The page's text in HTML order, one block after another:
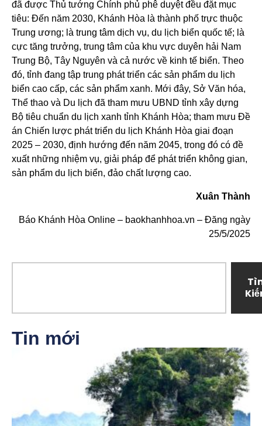
đã được Thủ tướng Chính phủ phê duyệt đều đặt mục
tiêu: Đến năm 2030, Khánh Hòa là thành phố trực thuộc
Trung ương; là trung tâm dịch vụ, du lịch biển quốc tế; là
cực tăng trưởng, trung tâm của khu vực duyên hải Nam
Trung Bộ, Tây Nguyên và cả nước về kinh tế biển. Theo
đó, tỉnh đang tập trung phát triển các sản phẩm du lịch
biển cao cấp, các sản phẩm xanh. Mới đây, Sở Văn hóa,
Thể thao và Du lịch đã tham mưu UBND tỉnh xây dựng
Bộ tiêu chuẩn du lịch xanh tỉnh Khánh Hòa; tham mưu Đề
án Chiến lược phát triển du lịch Khánh Hòa giai đoạn
2025 – 2030, định hướng đến năm 2045, trong đó có đề
xuất những nhiệm vụ, giải pháp để phát triển không gian,
sản phẩm du lịch biển, đảo chất lượng cao.
Xuân Thành
Báo Khánh Hòa Online – baokhanhhoa.vn – Đăng ngày
25/5/2025
Tin mới